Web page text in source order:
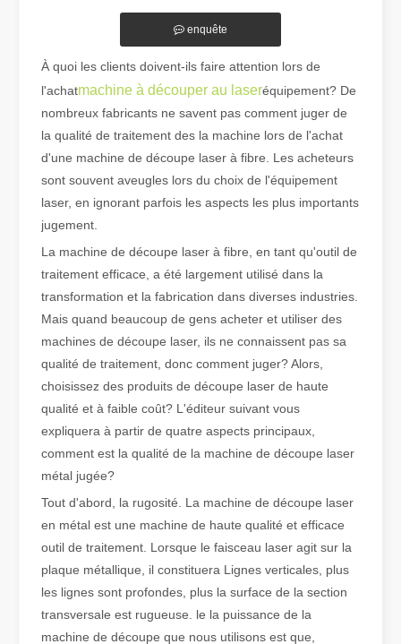
Guide 2026 : Comment les machines de découpe de tubes au
Comment choisir votre partenaire de travail : machine de découpe laser
La découpe laser du métal est une méthode de précision
enquête
À quoi les clients doivent-ils faire attention lors de
l'achatmachine à découper au laseréquipement? De
nombreux fabricants ne savent pas comment juger de
la qualité de traitement des la machine lors de l'achat
d'une machine de découpe laser à fibre. Les acheteurs
sont souvent aveugles lors du choix de l'équipement
laser, en ignorant parfois les aspects les plus importants
jugement.
La machine de découpe laser à fibre, en tant qu'outil de
traitement efficace, a été largement utilisé dans la
transformation et la fabrication dans diverses industries.
Mais quand beaucoup de gens acheter et utiliser des
machines de découpe laser, ils ne connaissent pas sa
qualité de traitement, donc comment juger? Alors,
choisissez des produits de découpe laser de haute
qualité et à faible coût? L'éditeur suivant vous
expliquera à partir de quatre aspects principaux,
comment est la qualité de la machine de découpe laser
métal jugée?
Tout d'abord, la rugosité. La machine de découpe laser
en métal est une machine de haute qualité et efficace
outil de traitement. Lorsque le faisceau laser agit sur la
plaque métallique, il constituera Lignes verticales, plus
les lignes sont profondes, plus la surface de la section
transversale est rugueuse. le la puissance de la
machine de découpe que nous utilisons est que,